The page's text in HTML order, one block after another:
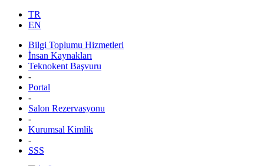
TR
EN
Bilgi Toplumu Hizmetleri
İnsan Kaynakları
Teknokent Başvuru
-
Portal
-
Salon Rezervasyonu
-
Kurumsal Kimlik
-
SSS